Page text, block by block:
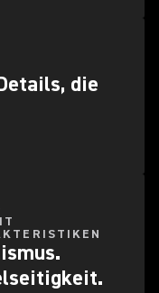
die